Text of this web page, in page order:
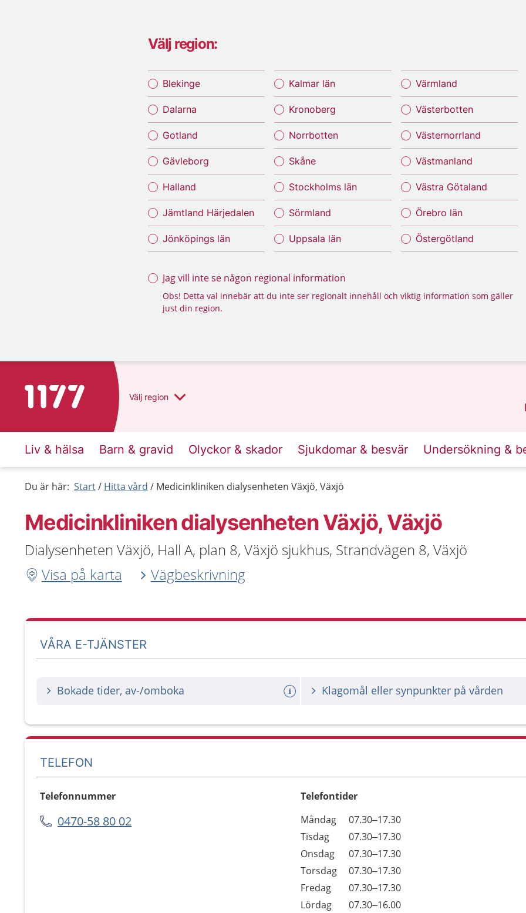
Välj region:
Blekinge
Dalarna
Gotland
Gävleborg
Halland
Jämtland Härjedalen
Jönköpings län
Kalmar län
Kronoberg
Norrbotten
Skåne
Stockholms län
Sörmland
Uppsala län
Värmland
Västerbotten
Västernorrland
Västmanland
Västra Götaland
Örebro län
Östergötland
Jag vill inte se någon regional information
Obs! Detta val innebär att du inte ser regionalt innehåll och viktig information som gäller
just din region.
Till startsidan för 1177 Välj region
Liv & hälsa Barn & gravid Olyckor & skador Sjukdomar & besvär Undersökning &
Du är här: Start Hitta vård Medicinkliniken dialysenheten Växjö, Växjö
Medicinkliniken dialysenheten Växjö, Växjö
Dialysenheten Växjö, Hall A, plan 8, Växjö sjukhus, Strandvägen 8, Växjö
Visa på karta
Vägbeskrivning
VÅRA E-TJÄNSTER
Bokade tider, av-/omboka Klagomål eller synpunkter på vården
TELEFON
Telefonnummer
0470-58 80 02
Telefontider
Dag
Öppettider
Kommentarer
Måndag
07.30–17.30
Tisdag
07.30–17.30
Onsdag
07.30–17.30
Torsdag
07.30–17.30
Fredag
07.30–17.30
Lördag
07.30–16.00